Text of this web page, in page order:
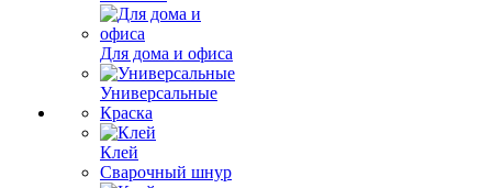
Для дома и офиса
Универсальные
Краска
Клей
Сварочный шнур